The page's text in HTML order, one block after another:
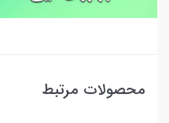
محصولات مرتبط